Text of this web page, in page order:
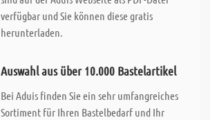
verfügbar und Sie können diese gratis
herunterladen.
Auswahl aus über 10.000 Bastelartikel
Bei Aduis finden Sie ein sehr umfangreiches
Sortiment für Ihren Bastelbedarf und Ihr